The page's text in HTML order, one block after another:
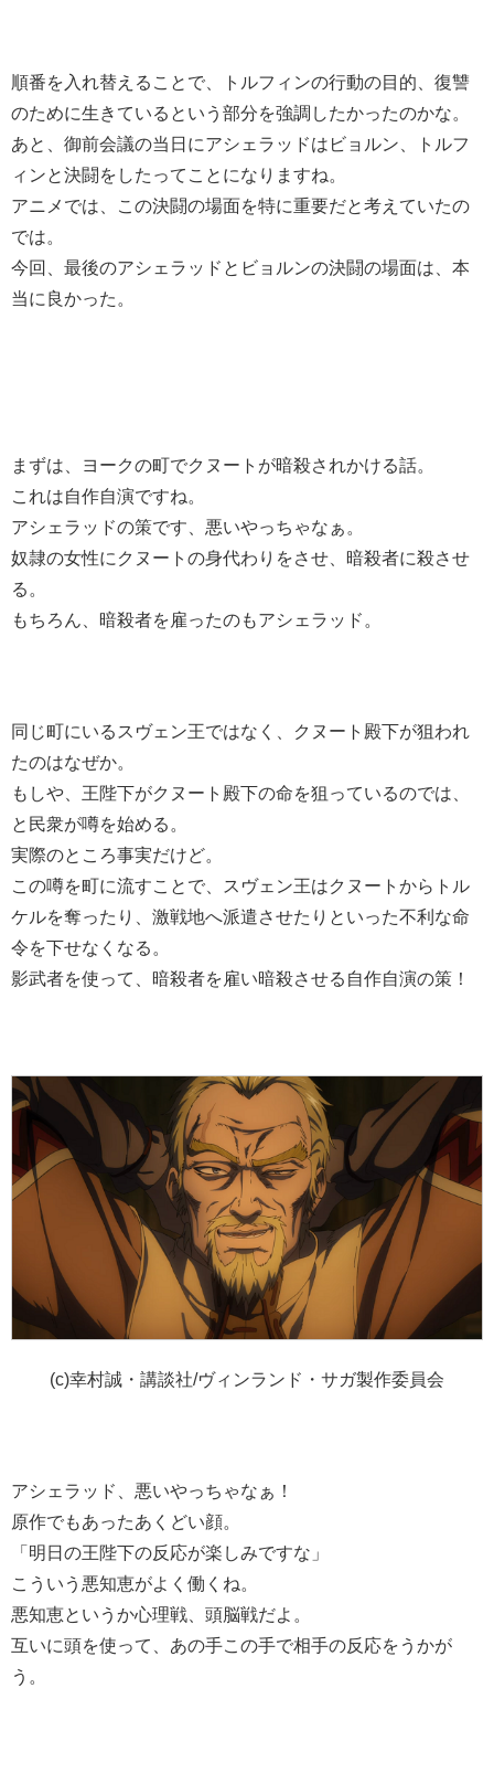
順番を入れ替えることで、トルフィンの行動の目的、復讐
のために生きているという部分を強調したかったのかな。
あと、御前会議の当日にアシェラッドはビョルン、トルフ
ィンと決闘をしたってことになりますね。
アニメでは、この決闘の場面を特に重要だと考えていたの
では。
今回、最後のアシェラッドとビョルンの決闘の場面は、本
当に良かった。
まずは、ヨークの町でクヌートが暗殺されかける話。
これは自作自演ですね。
アシェラッドの策です、悪いやっちゃなぁ。
奴隷の女性にクヌートの身代わりをさせ、暗殺者に殺させ
る。
もちろん、暗殺者を雇ったのもアシェラッド。
同じ町にいるスヴェン王ではなく、クヌート殿下が狙われ
たのはなぜか。
もしや、王陛下がクヌート殿下の命を狙っているのでは、
と民衆が噂を始める。
実際のところ事実だけど。
この噂を町に流すことで、スヴェン王はクヌートからトル
ケルを奪ったり、激戦地へ派遣させたりといった不利な命
令を下せなくなる。
影武者を使って、暗殺者を雇い暗殺させる自作自演の策！
(c)幸村誠・講談社/ヴィンランド・サガ製作委員会
アシェラッド、悪いやっちゃなぁ！
原作でもあったあくどい顔。
「明日の王陛下の反応が楽しみですな」
こういう悪知恵がよく働くね。
悪知恵というか心理戦、頭脳戦だよ。
互いに頭を使って、あの手この手で相手の反応をうかが
う。